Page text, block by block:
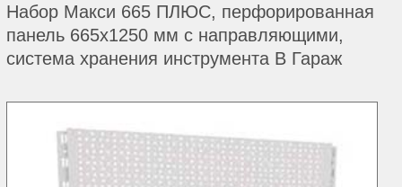
Набор Макси 665 ПЛЮС, перфорированная
панель 665х1250 мм с направляющими,
система хранения инструмента В Гараж